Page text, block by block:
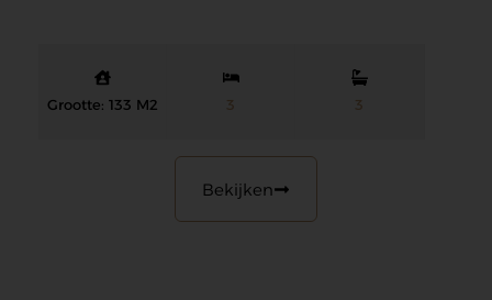
Grootte: 133 M2 3 3
Bekijken